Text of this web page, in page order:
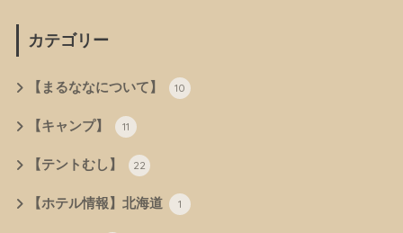
カテゴリー
【まるななについて】 10
【キャンプ】 11
【テントむし】 22
【ホテル情報】北海道 1